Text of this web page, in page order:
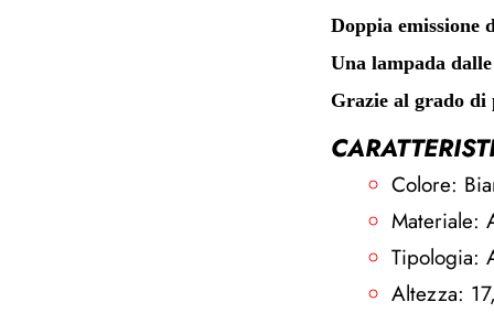
Doppia emissione
Una lampada
Grazie al grado di
Colore:
Materiale:
Tipologia:
Altezza: